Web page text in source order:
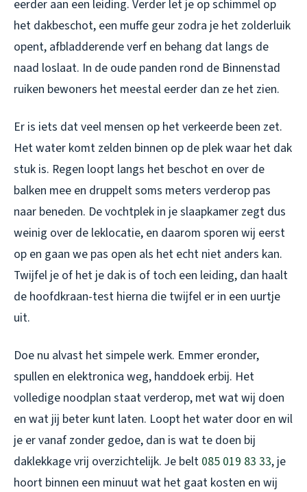
eerder aan een leiding. Verder let je op schimmel op
het dakbeschot, een muffe geur zodra je het zolderluik
opent, afbladderende verf en behang dat langs de
naad loslaat. In de oude panden rond de Binnenstad
ruiken bewoners het meestal eerder dan ze het zien.
Er is iets dat veel mensen op het verkeerde been zet.
Het water komt zelden binnen op de plek waar het dak
stuk is. Regen loopt langs het beschot en over de
balken mee en druppelt soms meters verderop pas
naar beneden. De vochtplek in je slaapkamer zegt dus
weinig over de leklocatie, en daarom sporen wij eerst
op en gaan we pas open als het echt niet anders kan.
Twijfel je of het je dak is of toch een leiding, dan haalt
de hoofdkraan-test hierna die twijfel er in een uurtje
uit.
Doe nu alvast het simpele werk. Emmer eronder,
spullen en elektronica weg, handdoek erbij. Het
volledige noodplan staat verderop, met wat wij doen
en wat jij beter kunt laten. Loopt het water door en wil
je er vanaf zonder gedoe, dan is wat te doen bij
daklekkage vrij overzichtelijk. Je belt 085 019 83 33, je
hoort binnen een minuut wat het gaat kosten en wij